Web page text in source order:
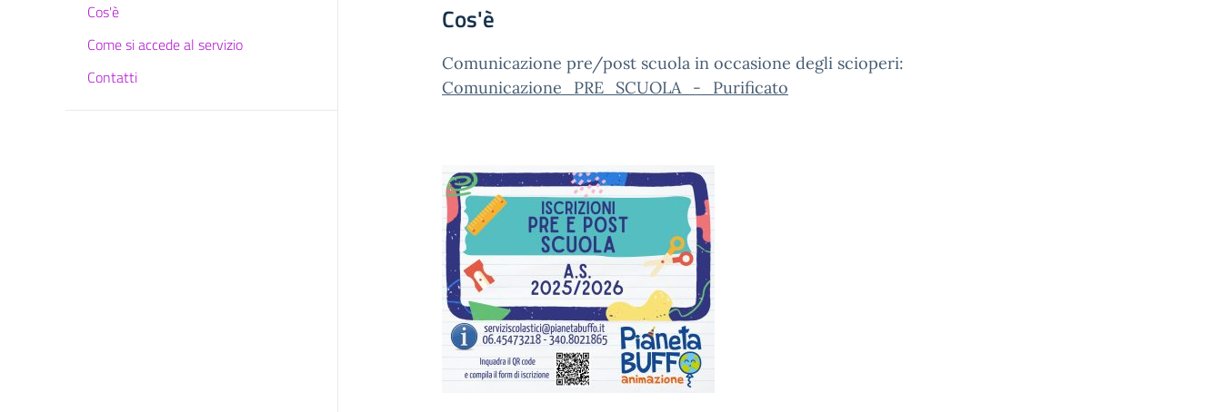
Cos'è
Come si accede al servizio
Contatti
Cos'è
Comunicazione pre/post scuola in occasione degli scioperi:
Comunicazione_PRE_SCUOLA_-_Purificato